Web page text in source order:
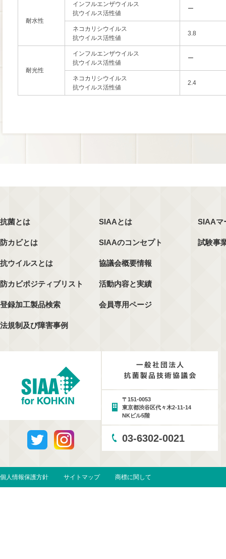
耐水性
インフルエンザウイルス
抗ウイルス活性値
ー
ネコカリシウイルス
抗ウイルス活性値
3.8
耐光性
インフルエンザウイルス
抗ウイルス活性値
ー
ネコカリシウイルス
抗ウイルス活性値
2.4
抗菌とは
防カビとは
抗ウイルスとは
防カビポジティブリスト
登録加工製品検索
法規制及び障害事例
SIAAとは
SIAAのコンセプト
協議会概要情報
活動内容と実績
会員専用ページ
SIAAマ
試験事
〒151-0053
東京都渋谷区代々木2-11-14
NKビル5階
03-6302-0021
個人情報保護方針 サイトマップ 商標に関して